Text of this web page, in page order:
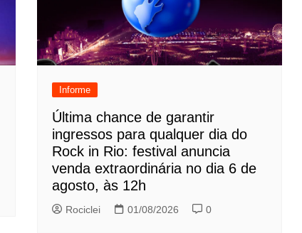
Informe
Última chance de garantir
ingressos para qualquer dia do
Rock in Rio: festival anuncia
venda extraordinária no dia 6 de
agosto, às 12h
Rociclei 01/08/2026 0